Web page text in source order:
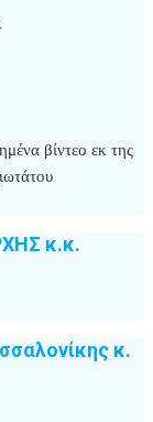
βίντεο εκ της
κ.κ.
κ.